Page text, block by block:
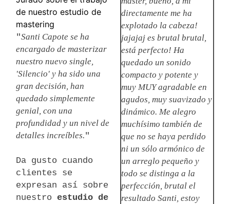
"Santi Capote se ha
encargado de masterizar
nuestro nuevo single,
'Silencio' y ha sido una
gran decisión, han
quedado simplemente
genial, con una
profundidad y un nivel de
detalles increíbles."
Da gusto cuando
clientes se
expresan así sobre
nuestroestudio de
directamente me ha
explotado la cabeza!
jajajaj es brutal brutal,
está perfecto! Ha
quedado un sonido
compacto y potente y
muy MUY agradable en
agudos, muy suavizado y
dinámico. Me alegro
muchísimo también de
que no se haya perdido
ni un sólo armónico de
un arreglo pequeño y
todo se distinga a la
perfección, brutal el
resultado Santi, estoy